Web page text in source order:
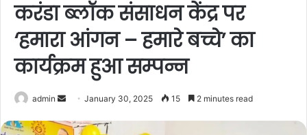
करंडा ब्लॉक संसाधन केंद्र पर
‘हमारा आंगन – हमारे बच्चे’ का
कार्यक्रम हुआ सम्पन्न
admin
n
January 30, 2025 15 2 minutes read